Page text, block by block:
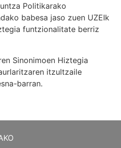
Politikarako
babesa jaso zuen UZEIk
funtzionalitate berriz
Sinonimoen Hiztegia
itzultzaile
barran.